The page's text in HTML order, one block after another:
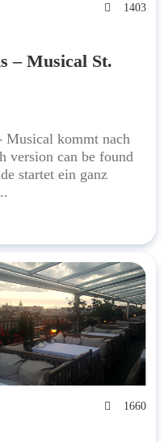
1403
– Musical St.
kommt nach
version can be found
startet ein ganz
1660